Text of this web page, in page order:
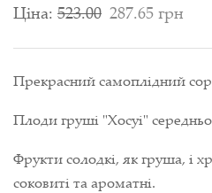
Ціна: 523.00 287.65 грн
Прекрасний самоплідний
Плоди груші "Хосуі"
Фрукти солодкі, як груша, і
соковиті та ароматні.